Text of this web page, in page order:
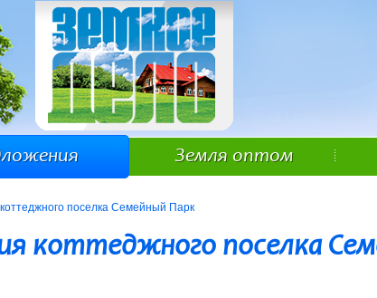
Земля оптом
поселка Семейный Парк
коттеджного поселка